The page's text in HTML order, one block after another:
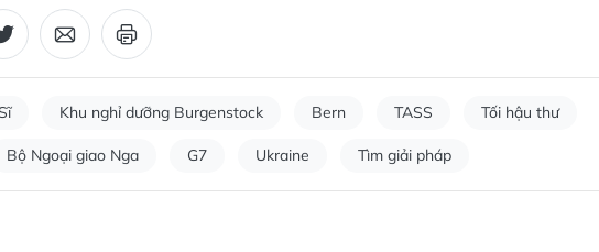
Khu nghỉ dưỡng Burgenstock Bern TASS Tối hậu thư
Bộ Ngoại giao Nga G7 Ukraine Tìm giải pháp